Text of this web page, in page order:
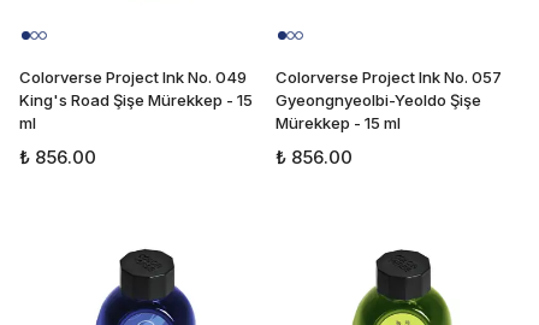
Colorverse Project Ink No. 049
King's Road Şişe Mürekkep - 15
ml
₺ 856.00
Colorverse Project Ink No. 057
Gyeongnyeolbi-Yeoldo Şişe
Mürekkep - 15 ml
₺ 856.00